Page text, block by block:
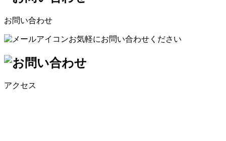
お問い合わせ
お気軽にお問い合わせください
アクセス